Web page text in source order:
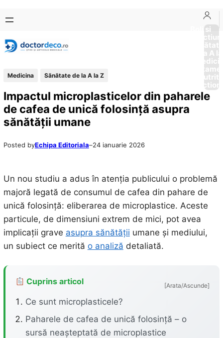
conținut
content
Boli si
Afectiuni
Sănătate
de la A
Medicina Sănătate de la A la Z
Impactul microplasticelor din paharele
de cafea de unică folosință asupra
sănătății umane
Posted byEchipa Editoriala–24 ianuarie 2026
Un nou studiu a adus în atenția publicului o problemă
majoră legată de consumul de cafea din pahare de
unică folosință: eliberarea de microplastice. Aceste
particule, de dimensiuni extrem de mici, pot avea
implicații grave asupra sănătății umane și mediului,
un subiect ce merită o analiză detaliată.
Cuprins articol [Arata/Ascunde]
Ce sunt microplasticele?
Paharele de cafea de unică folosință – o
sursă neașteptată de microplastice